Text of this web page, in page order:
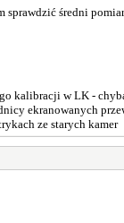
średni
kalibracji w LK -
ekranowanych
ze starych kamer